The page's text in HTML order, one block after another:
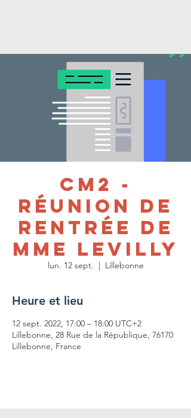
CM2 -
Réunion de
rentrée de
mme Levilly
lun. 12 sept.
  |
Lillebonne
Heure et lieu
12 sept. 2022, 17:00 – 18:00 UTC+2
Lillebonne, 28 Rue de la République, 76170
Lillebonne, France